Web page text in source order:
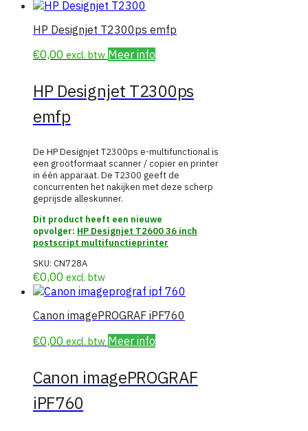
HP Designjet T2300ps emfp
€0,00 excl. btw Meer info
HP Designjet T2300ps
emfp
De HP Designjet T2300ps e-multifunctional is
een grootformaat scanner / copier en printer
in één apparaat. De T2300 geeft de
concurrenten het nakijken met deze scherp
geprijsde alleskunner.
Dit product heeft een nieuwe
opvolger: HP Designjet T2600 36 inch
postscript multifunctieprinter
SKU: CN728A
€0,00 excl. btw
Canon imagePROGRAF iPF760
€0,00 excl. btw Meer info
Canon imagePROGRAF
iPF760